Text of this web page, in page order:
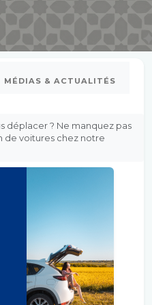
MÉDIAS & ACTUALITÉS
déplacer ? Ne manquez pas
de voitures chez notre